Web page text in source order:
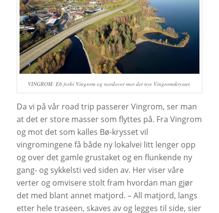
VINGROM: E6 forbi Vingrom og nordover mot det nye Vingromskrysset.
Da vi på vår road trip passerer Vingrom, ser man
at det er store masser som flyttes på. Fra Vingrom
og mot det som kalles Bø-krysset vil
vingromingene få både ny lokalvei litt lenger opp
og over det gamle grustaket og en flunkende ny
gang- og sykkelsti ved siden av. Her viser våre
verter og omvisere stolt fram hvordan man gjør
det med blant annet matjord. – All matjord, langs
etter hele traseen, skaves av og legges til side, sier